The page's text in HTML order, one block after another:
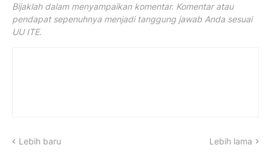
Bijaklah dalam menyampaikan komentar. Komentar atau
pendapat sepenuhnya menjadi tanggung jawab Anda sesuai
UU ITE.
Lebih baru Lebih lama